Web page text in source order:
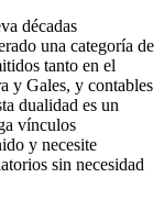
décadas
una categoría de
tanto en el
y Gales, y contables
dualidad es un
vínculos
y necesite
sin necesidad